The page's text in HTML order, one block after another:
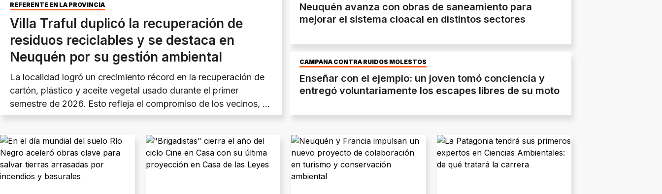
REFERENTE EN LA PROVINCIA
Villa Traful duplicó la recuperación de
residuos reciclables y se destaca en
Neuquén por su gestión ambiental
La localidad logró un crecimiento récord en la recuperación de
cartón, plástico y aceite vegetal usado durante el primer
semestre de 2026. Esto refleja el compromiso de los vecinos, el
fortalecimiento de las políticas ambientales y un modelo de
Neuquén avanza con obras de saneamiento para
mejorar el sistema cloacal en distintos sectores
CAMPAÑA CONTRA RUIDOS MOLESTOS
Enseñar con el ejemplo: un joven tomó conciencia y
entregó voluntariamente los escapes libres de su moto